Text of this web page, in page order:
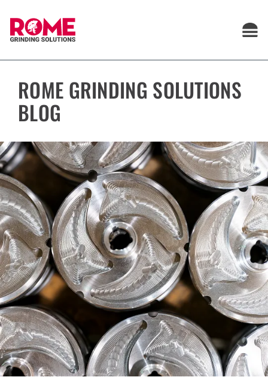
contenido
ROME GRINDING SOLUTIONS
BLOG